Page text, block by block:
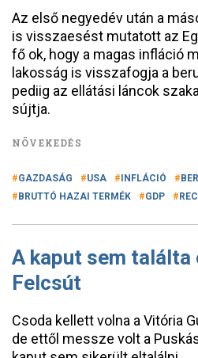
Az első negyedév után a
is visszaesést mutatott az
fő ok, hogy a magas infláció
lakosság is visszafogja a
pediig az ellátási láncok
sújtja.
NÖVEKEDÉS
GAZDASÁG USA INFLÁCIÓ
BRUTTÓ HAZAI TERMÉK
GDP
A kaput sem találta
Felcsút
Csoda kellett volna a Vitória
de ettől messze volt a